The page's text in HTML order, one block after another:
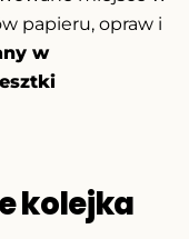
papieru, opraw i
w
kolejka